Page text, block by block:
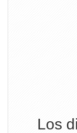
Los